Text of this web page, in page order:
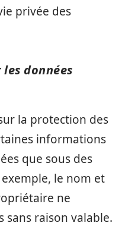
privée des
données
la protection des
informations
que sous des
le nom et
ne
sans raison valable.